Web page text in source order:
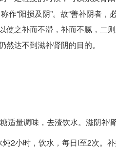
“阳损及阴”。故“善补阴者，
之补而不滞，补而不腻，二
达不到滋补肾阴的目的。
量调味，去渣饮水。滋阴补肾
2小时，饮水，每日l至2次。补